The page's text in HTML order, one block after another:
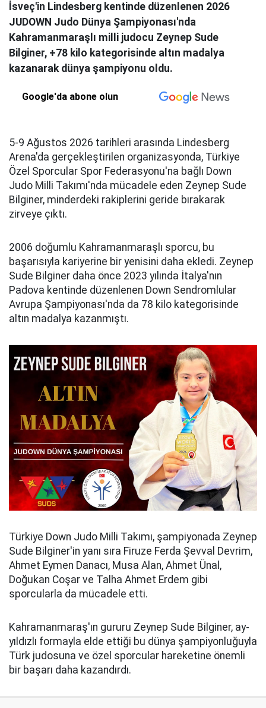
İsveç'in Lindesberg kentinde düzenlenen 2026
JUDOWN Judo Dünya Şampiyonası'nda
Kahramanmaraşlı milli judocu Zeynep Sude
Bilginer, +78 kilo kategorisinde altın madalya
kazanarak dünya şampiyonu oldu.
Google'da abone olun
5-9 Ağustos 2026 tarihleri arasında Lindesberg
Arena'da gerçekleştirilen organizasyonda, Türkiye
Özel Sporcular Spor Federasyonu'na bağlı Down
Judo Milli Takımı'nda mücadele eden Zeynep Sude
Bilginer, minderdeki rakiplerini geride bırakarak
zirveye çıktı.
2006 doğumlu Kahramanmaraşlı sporcu, bu
başarısıyla kariyerine bir yenisini daha ekledi. Zeynep
Sude Bilginer daha önce 2023 yılında İtalya'nın
Padova kentinde düzenlenen Down Sendromlular
Avrupa Şampiyonası'nda da 78 kilo kategorisinde
altın madalya kazanmıştı.
Türkiye Down Judo Milli Takımı, şampiyonada Zeynep
Sude Bilginer'in yanı sıra Firuze Ferda Şevval Devrim,
Ahmet Eymen Danacı, Musa Alan, Ahmet Ünal,
Doğukan Coşar ve Talha Ahmet Erdem gibi
sporcularla da mücadele etti.
Kahramanmaraş'ın gururu Zeynep Sude Bilginer, ay-
yıldızlı formayla elde ettiği bu dünya şampiyonluğuyla
Türk judosuna ve özel sporcular hareketine önemli
bir başarı daha kazandırdı.